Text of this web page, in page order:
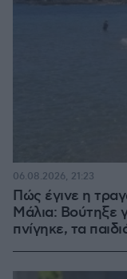
Πώς έγινε η
Μάλια: Βούτηξε
πνίγηκε, τα
06.08.2026, 21:23